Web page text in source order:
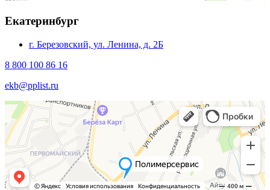
Екатеринбург
г. Березовский, ул. Ленина, д. 2Б
8 800 100 86 16
ekb@pplist.ru